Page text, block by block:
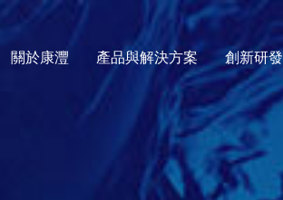
關於康灃 產品與解決方案 創新研發